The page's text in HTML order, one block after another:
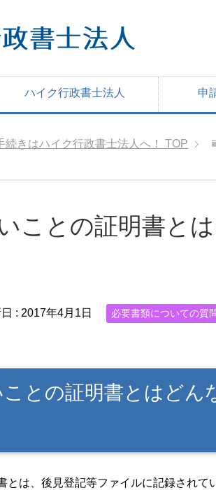
ハイク行政書士法人 申
きはハイク行政書士法人へ！ TOP
ことの証明書と
: 2017年4月1日 必要書類についての質
との証明書とはどん
とは、後見登記等ファイルに記録されて